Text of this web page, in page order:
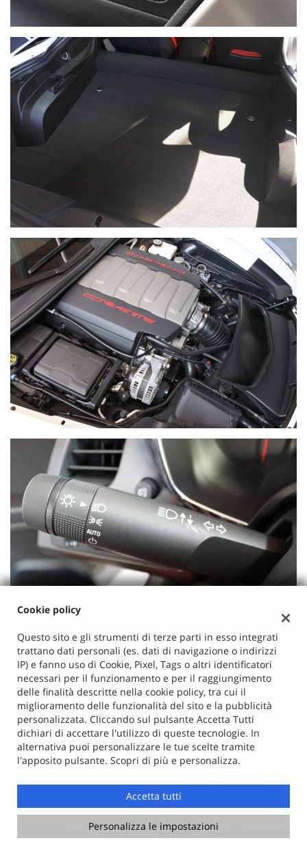
Chiama Contatta un consulente
Cookie policy
Questo sito e gli strumenti di terze parti in esso integrati
trattano dati personali (es. dati di navigazione o indirizzi
IP) e fanno uso di Cookie, Pixel, Tags o altri identificatori
necessari per il funzionamento e per il raggiungimento
delle finalità descritte nella cookie policy, tra cui il
miglioramento delle funzionalità del sito e la pubblicità
personalizzata. Cliccando sul pulsante Accetta Tutti
dichiari di accettare l'utilizzo di queste tecnologie. In
alternativa puoi personalizzare le tue scelte tramite
l'apposito pulsante. Scopri di più e personalizza.
Accetta tutti
Personalizza le impostazioni